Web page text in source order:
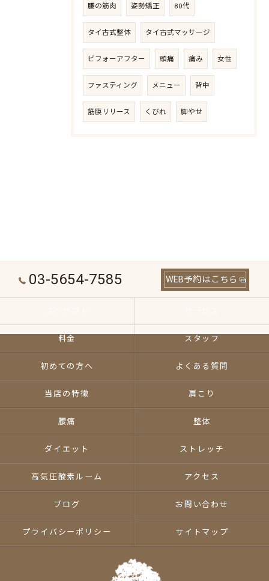
腰の筋肉 姿勢矯正 80代
タイ古式整体 タイ古式マッサージ
ビフォーアフター 頭痛 痛み 女性
ファスティング メニュー 背中
筋膜リリース くびれ 脚やせ
03-5654-7585 WEB予約はこちら
料金 スタッフ
初めての方へ よくある質問
当店の特徴 肩こり
腰痛 整体
ダイエット ストレッチ
高気圧酸素ルーム アクセス
ブログ お問い合わせ
プライバシーポリシー サイトマップ